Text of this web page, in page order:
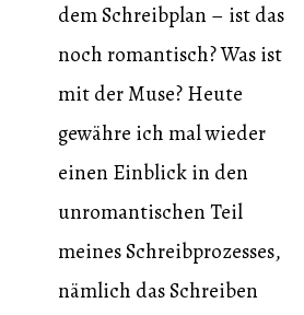
dem Schreibplan – ist das
noch romantisch? Was ist
mit der Muse? Heute
gewähre ich mal wieder
einen Einblick in den
unromantischen Teil
meines Schreibprozesses,
nämlich das Schreiben